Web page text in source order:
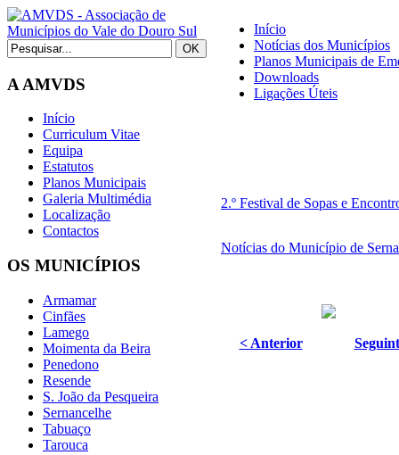
A AMVDS
Início
Curriculum Vitae
Equipa
Estatutos
Planos Municipais
Galeria Multimédia
Localização
Contactos
OS MUNICÍPIOS
Armamar
Cinfães
Lamego
Moimenta da Beira
Penedono
Resende
S. João da Pesqueira
Sernancelhe
Tabuaço
Tarouca
Início
Notícias dos Municípios
Planos Municipais de
Downloads
Ligações Úteis
2.º Festival de Sopas e
Notícias do Município de
< Anterior